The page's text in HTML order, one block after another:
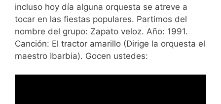
incluso hoy día alguna orquesta se atreve a
tocar en las fiestas populares. Partimos del
nombre del grupo: Zapato veloz. Año: 1991.
Canción: El tractor amarillo (Dirige la orquesta el
maestro Ibarbia). Gocen ustedes: